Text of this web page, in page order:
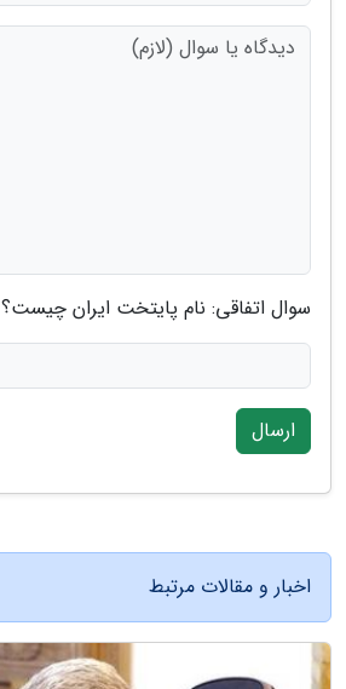
سوال اتفاقی: نام پایتخت ایران چیست؟
ارسال
اخبار و مقالات مرتبط